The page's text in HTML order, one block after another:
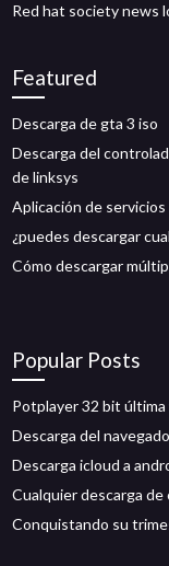
Red hat society news
Featured
Descarga de gta 3 iso
Descarga del
de linksys
Aplicación de
¿puedes descargar
Cómo descargar
Popular Posts
Potplayer 32 bit
Descarga del
Descarga icloud a
Cualquier descarga
Conquistando su